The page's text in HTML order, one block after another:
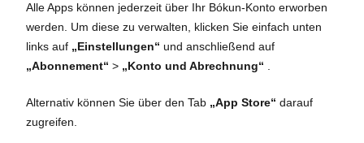
Alle Apps können jederzeit über Ihr Bókun-Konto erworben
werden. Um diese zu verwalten, klicken Sie einfach unten
links auf „Einstellungen“ und anschließend auf
„Abonnement“ > „Konto und Abrechnung“
Alternativ können Sie über den Tab „App Store“ darauf
zugreifen.